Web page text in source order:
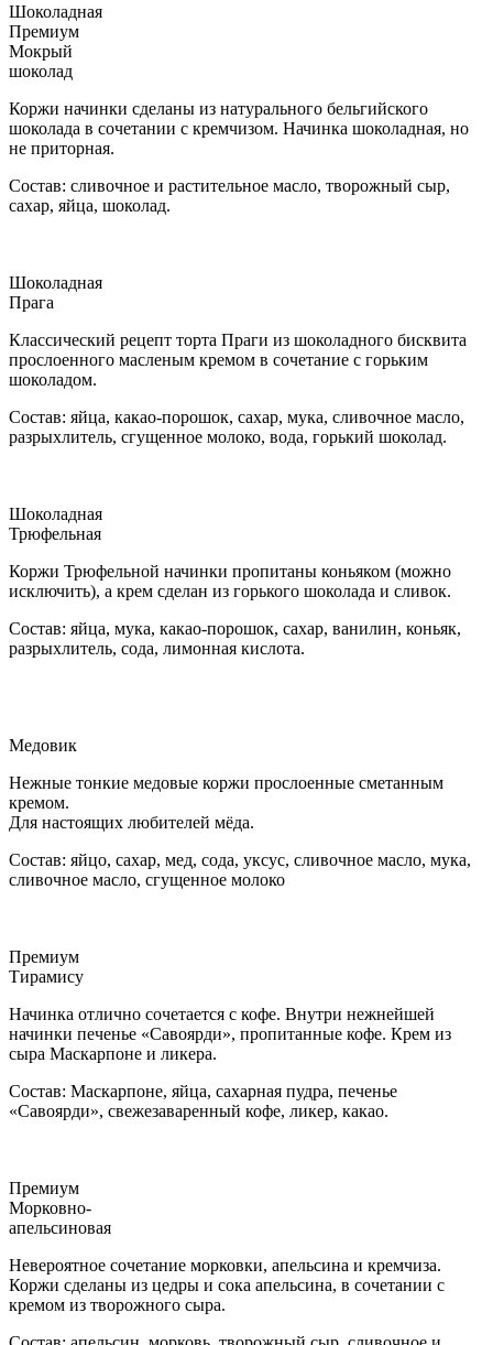
Шоколадная
Премиум
Мокрый
шоколад
Коржи начинки сделаны из натурального бельгийского
шоколада в сочетании с кремчизом. Начинка шоколадная, но
не приторная.
Состав: сливочное и растительное масло, творожный сыр,
сахар, яйца, шоколад.
Шоколадная
Прага
Классический рецепт торта Праги из шоколадного бисквита
прослоенного масленым кремом в сочетание с горьким
шоколадом.
Состав: яйца, какао-порошок, сахар, мука, сливочное масло,
разрыхлитель, сгущенное молоко, вода, горький шоколад.
Шоколадная
Трюфельная
Коржи Трюфельной начинки пропитаны коньяком (можно
исключить), а крем сделан из горького шоколада и сливок.
Состав: яйца, мука, какао-порошок, сахар, ванилин, коньяк,
разрыхлитель, сода, лимонная кислота.
Медовик
Нежные тонкие медовые коржи прослоенные сметанным
кремом.
Для настоящих любителей мёда.
Состав: яйцо, сахар, мед, сода, уксус, сливочное масло, мука,
сливочное масло, сгущенное молоко
Премиум
Тирамису
Начинка отлично сочетается с кофе. Внутри нежнейшей
начинки печенье «Савоярди», пропитанные кофе. Крем из
сыра Маскарпоне и ликера.
Состав: Маскарпоне, яйца, сахарная пудра, печенье
«Савоярди», свежезаваренный кофе, ликер, какао.
Премиум
Морковно-
апельсиновая
Невероятное сочетание морковки, апельсина и кремчиза.
Коржи сделаны из цедры и сока апельсина, в сочетании с
кремом из творожного сыра.